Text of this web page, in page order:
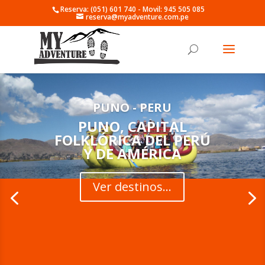
Reserva: (051) 601 740 - Movil: 945 505 085
reserva@myadventure.com.pe
PUNO - PERU
PUNO, CAPITAL
FOLKLÓRICA DEL PERÚ
Y DE AMÉRICA
Ver destinos...